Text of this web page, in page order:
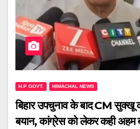
H.P GOVT. HIMACHAL NEWS
बिहार उपचुनाव के बाद CM सुक्खू
बयान, कांग्रेस को लेकर कही अहम